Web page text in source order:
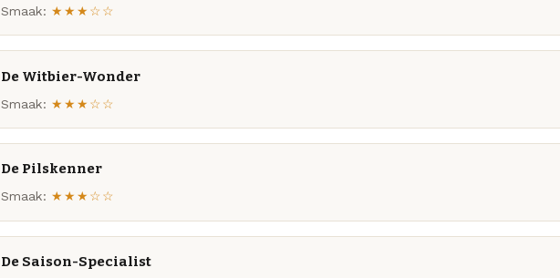
Smaak: ★★★☆☆
De Witbier-Wonder
Smaak: ★★★☆☆
De Pilskenner
Smaak: ★★★☆☆
De Saison-Specialist